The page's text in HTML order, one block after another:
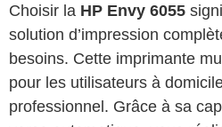
Choisir la HP Envy 6055
solution d’impression
besoins. Cette imprimante
pour les utilisateurs à
professionnel. Grâce à sa